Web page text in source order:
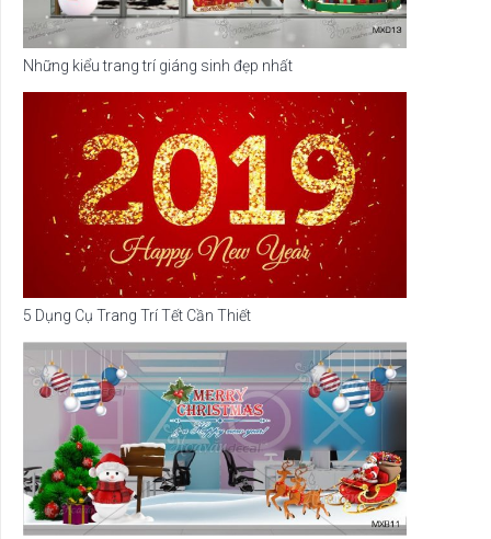
Những kiểu trang trí giáng sinh đẹp nhất
5 Dụng Cụ Trang Trí Tết Cần Thiết